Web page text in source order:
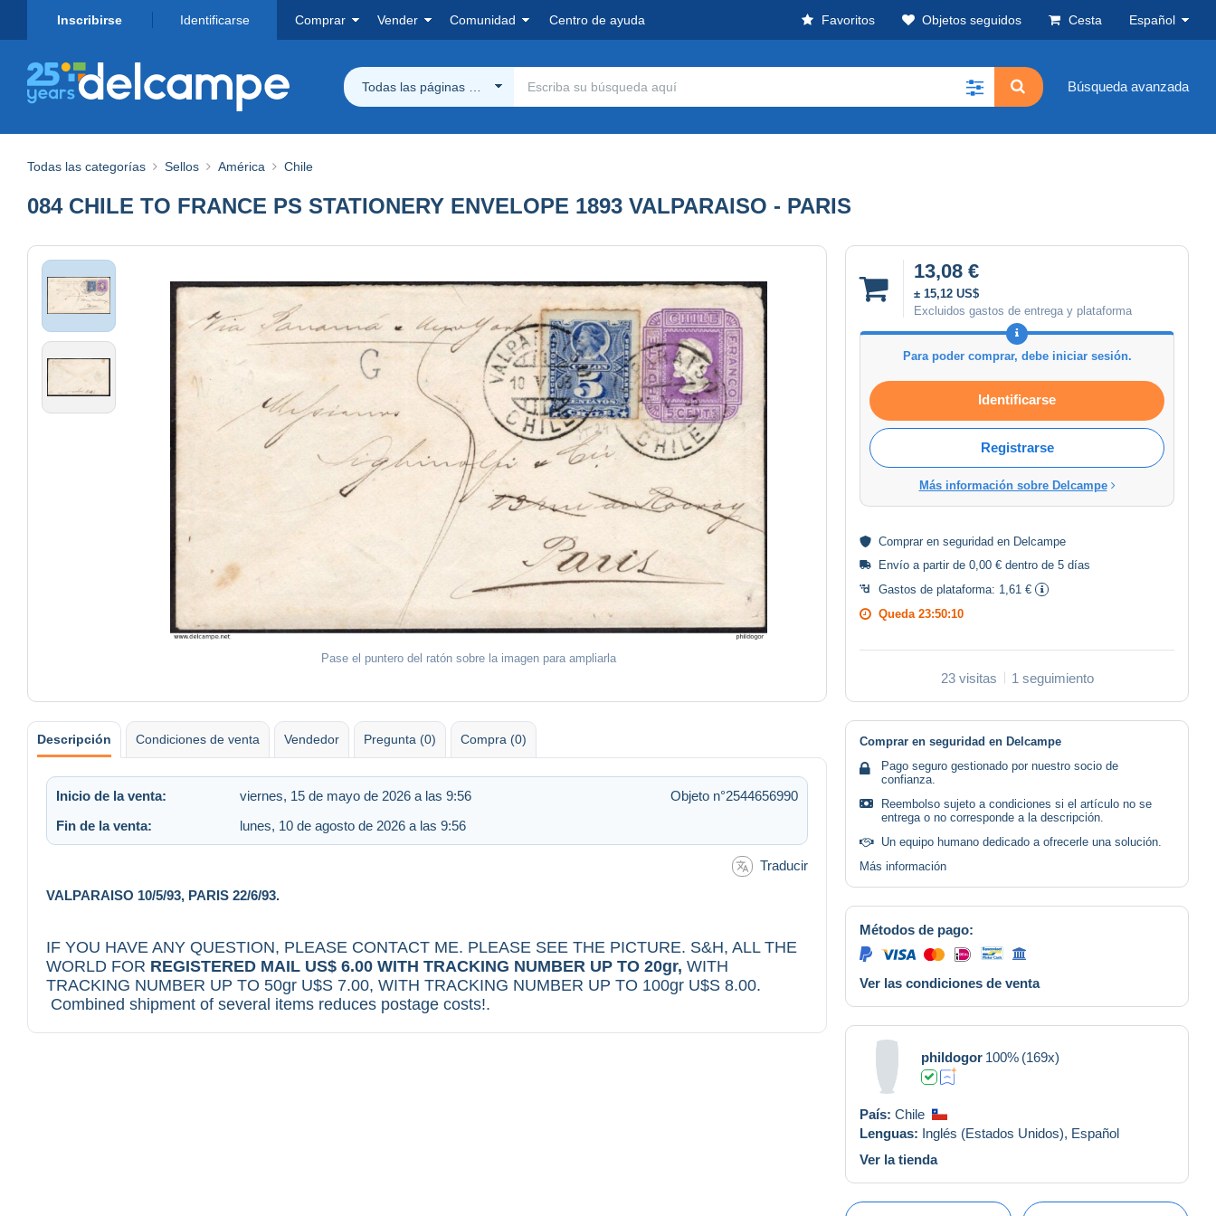
Inscribirse Identificarse Comprar Vender Comunidad Centro de ayuda Favoritos Objetos seguidos Cesta Español
Todas las páginas Delcampe Búsqueda avanzada
Todas las categorías Sellos América Chile
084 CHILE TO FRANCE PS STATIONERY ENVELOPE 1893 VALPARAISO - PARIS
Pase el puntero del ratón sobre la imagen para ampliarla
13,08 €
± 15,12 US$
Excluidos gastos de entrega y plataforma
Para poder comprar, debe iniciar sesión.
Identificarse
Registrarse
Más información sobre Delcampe
Comprar en seguridad en Delcampe
Envío a partir de 0,00 € dentro de 5 días
Gastos de plataforma: 1,61 €
Queda 23:50:09
23 visitas 1 seguimiento
Descripción Condiciones de venta Vendedor Pregunta (0) Compra (0)
Inicio de la venta: viernes, 15 de mayo de 2026 a las 9:56
Objeto n°2544656990
Fin de la venta:
lunes, 10 de agosto de 2026 a las 9:56
Traducir
VALPARAISO 10/5/93, PARIS 22/6/93.
IF YOU HAVE ANY QUESTION, PLEASE CONTACT ME. PLEASE SEE THE PICTURE. S&H, ALL THE
WORLD FOR REGISTERED MAIL US$ 6.00 WITH TRACKING NUMBER UP TO 20gr, WITH
TRACKING NUMBER UP TO 50gr U$S 7.00, WITH TRACKING NUMBER UP TO 100gr U$S 8.00.
Combined shipment of several items reduces postage costs!.
Comprar en seguridad en Delcampe
Pago seguro gestionado por nuestro socio de
confianza.
Reembolso sujeto a condiciones si el artículo no se
entrega o no corresponde a la descripción.
Un equipo humano dedicado a ofrecerle una solución.
Más información
Métodos de pago:
Ver las condiciones de venta
phildogor 100% (169x)
País: Chile
Lenguas: Inglés (Estados Unidos), Español
Ver la tienda